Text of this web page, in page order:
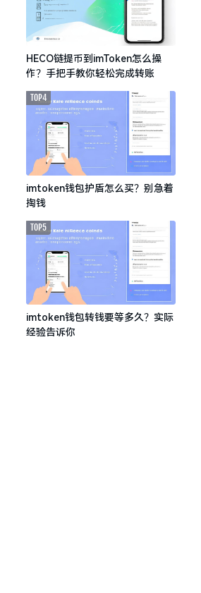
HECO链提币到imToken怎么操
作？手把手教你轻松完成转账
imtoken钱包护盾怎么买？别急着
掏钱
TOP4
imtoken钱包转钱要等多久？实际
经验告诉你
TOP5